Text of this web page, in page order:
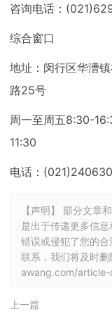
咨询电话：
综合窗口
地址：闵行区华漕
路25号
周一至周五8:30-
11:30
电话：
【声明】 部分文章
是出于传递更多信
错误或侵犯了您的
联系，我们将及时删
awang.com/
上一篇